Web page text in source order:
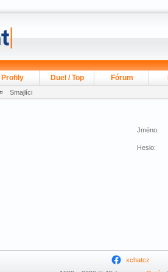
Profily Duel / Top Fórum
Smajlíci
Jméno:
Heslo:
xchatcz